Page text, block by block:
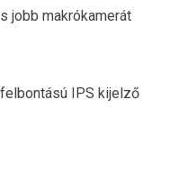
jobb makrókamerát
IPS kijelző